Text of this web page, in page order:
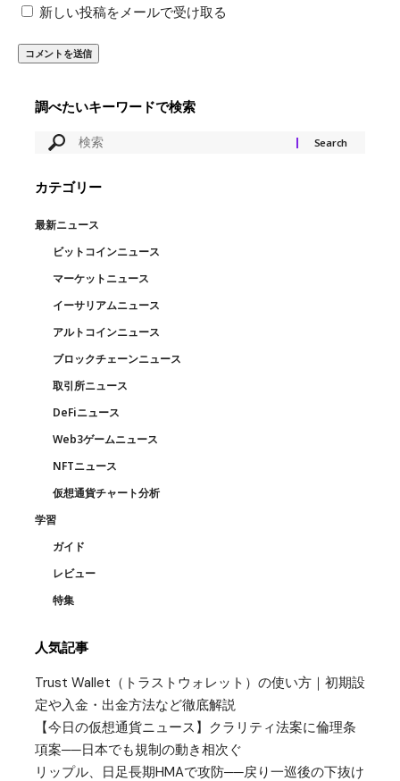
新しい投稿をメールで受け取る
調べたいキーワードで検索
カテゴリー
最新ニュース
ビットコインニュース
マーケットニュース
イーサリアムニュース
アルトコインニュース
ブロックチェーンニュース
取引所ニュース
DeFiニュース
Web3ゲームニュース
NFTニュース
仮想通貨チャート分析
学習
ガイド
レビュー
特集
人気記事
Trust Wallet（トラストウォレット）の使い方｜初期設
定や入金・出金方法など徹底解説
【今日の仮想通貨ニュース】クラリティ法案に倫理条
項案──日本でも規制の動き相次ぐ
リップル、日足長期HMAで攻防──戻り一巡後の下抜け